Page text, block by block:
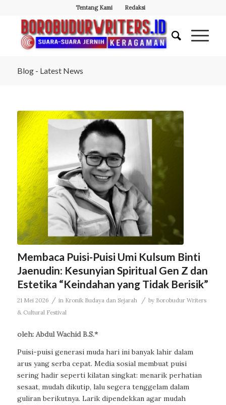
Tentang Kami Redaksi
Blog - Latest News
Membaca Puisi-Puisi Umi Kulsum Binti
Jaenudin: Kesunyian Spiritual Gen Z dan
Estetika “Keindahan yang Tidak Berisik”
21 Mei 2026 / in Kronik Budaya dan Sejarah / by Borobudur Writers
& Cultural Festival
oleh: Abdul Wachid B.S.*
Puisi-puisi generasi muda hari ini banyak lahir dalam
arus yang serba cepat. Media sosial membuat puisi
sering hadir seperti kilatan singkat: menarik perhatian
sesaat, mudah dikutip, lalu segera tenggelam dalam
guliran berikutnya. Larik dipendekkan agar mudah